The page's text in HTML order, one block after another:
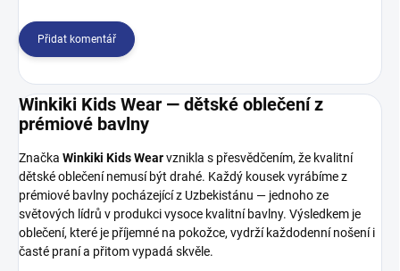
Přidat komentář
Winkiki Kids Wear — dětské oblečení z
prémiové bavlny
Značka Winkiki Kids Wearvznikla s přesvědčením, že kvalitní
dětské oblečení nemusí být drahé. Každý kousek vyrábíme z
prémiové bavlny pocházející z Uzbekistánu — jednoho ze
světových lídrů v produkci vysoce kvalitní bavlny. Výsledkem je
oblečení, které je příjemné na pokožce, vydrží každodenní nošení i
časté praní a přitom vypadá skvěle.